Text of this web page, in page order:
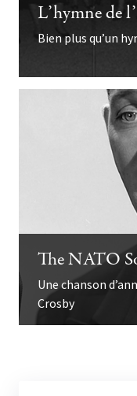
L’hymne de
Bien plus qu’un
The NATO
Une chanson
Crosby